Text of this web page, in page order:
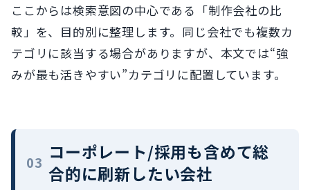
ここからは検索意図の中心である「制作会社の比
較」を、目的別に整理します。同じ会社でも複数カ
テゴリに該当する場合がありますが、本文では“強
みが最も活きやすい”カテゴリに配置しています。
コーポレート/採用も含めて総
合的に刷新したい会社